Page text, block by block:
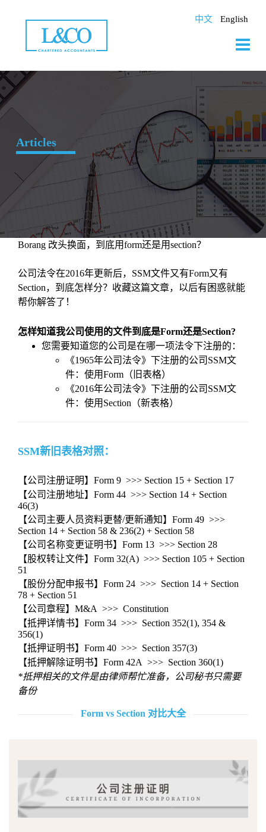
中文 English
Articles
Borang 改头换面，到底用form还是用section？
公司法令在2016年更新后，SSM文件又有Form又有
Section，到底怎样分？收藏这篇文章，以后有困惑就能
帮你解答了！
怎样知道我公司使用的文件到底是Form还是Section?
您需要知道您的公司是在哪一项法令下注册的：
《1965年公司法令》下注册的公司SSM文
件：使用Form（旧表格）
《2016年公司法令》下注册的公司SSM文
件：使用Section（新表格）
SSM新旧表格对照：
【公司注册证明】Form 9 >>> Section 15 + Section 17
【公司注册地址】Form 44 >>> Section 14 + Section
46(3)
【公司主要人员资料更替/更新通知】Form 49 >>>
Section 14 + Section 58 & 236(2) + Section 58
【公司名称变更证明书】Form 13 >>> Section 28
【股权转让文件】Form 32(A) >>> Section 105 + Section
51
【股份分配申报书】Form 24 >>> Section 14 + Section
78 + Section 51
【公司章程】M&A >>> Constitution
【抵押详情书】Form 34 >>> Section 352(1), 354 &
356(1)
【抵押证明书】Form 40 >>> Section 357(3)
【抵押解除证明书】Form 42A >>> Section 360(1)
*抵押相关的文件是由律师帮忙准备，公司秘书只需要
备份
Form vs Section 对比大全